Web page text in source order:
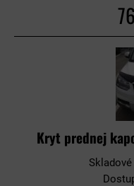
Kryt prednej